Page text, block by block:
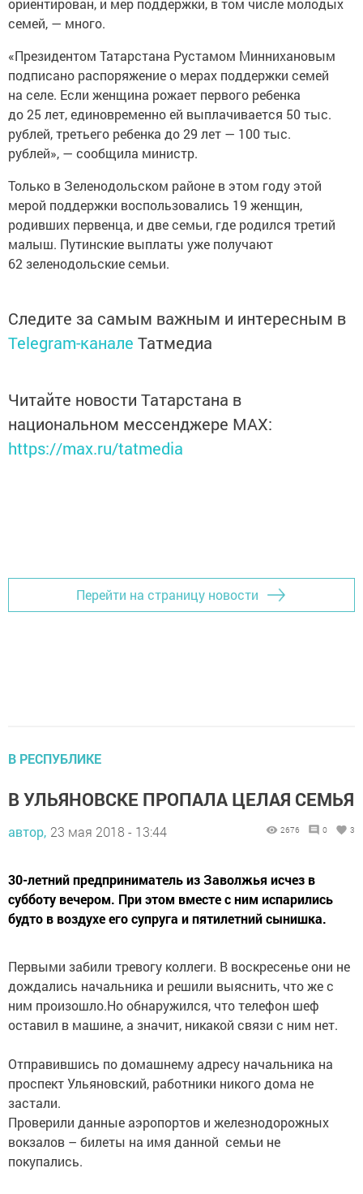
семей, — много.
«Президентом Татарстана Рустамом Миннихановым
подписано распоряжение о мерах поддержки семей
на селе. Если женщина рожает первого ребенка
до 25 лет, единовременно ей выплачивается 50 тыс.
рублей, третьего ребенка до 29 лет — 100 тыс.
рублей», — сообщила министр.
Только в Зеленодольском районе в этом году этой
мерой поддержки воспользовались 19 женщин,
родивших первенца, и две семьи, где родился третий
малыш. Путинские выплаты уже получают
62 зеленодольские семьи.
Следите за самым важным и интересным в
Telegram-канале Татмедиа
Читайте новости Татарстана в
национальном мессенджере MАХ:
https://max.ru/tatmedia
Перейти на страницу новости
В РЕСПУБЛИКЕ
В УЛЬЯНОВСКЕ ПРОПАЛА ЦЕЛАЯ СЕМЬЯ
автор, 23 мая 2018 - 13:44 2676 0 3
30-летний предприниматель из Заволжья исчез в
субботу вечером. При этом вместе с ним испарились
будто в воздухе его супруга и пятилетний сынишка.
Первыми забили тревогу коллеги. В воскресенье они не
дождались начальника и решили выяснить, что же с
ним произошло.Но обнаружился, что телефон шеф
оставил в машине, а значит, никакой связи с ним нет.
Отправившись по домашнему адресу начальника на
проспект Ульяновский, работники никого дома не
застали.
Проверили данные аэропортов и железнодорожных
вокзалов – билеты на имя данной семьи не
покупались.